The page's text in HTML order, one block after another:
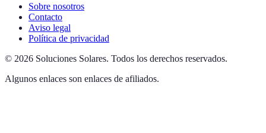
Sobre nosotros
Contacto
Aviso legal
Política de privacidad
© 2026 Soluciones Solares. Todos los derechos reservados.
Algunos enlaces son enlaces de afiliados.